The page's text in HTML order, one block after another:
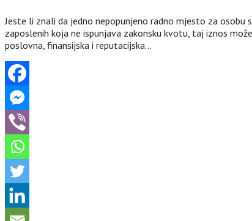
Jeste li znali da jedno nepopunjeno radno mjesto za
zaposlenih koja ne ispunjava zakonsku kvotu, taj iznos
poslovna, finansijska i reputacijska…